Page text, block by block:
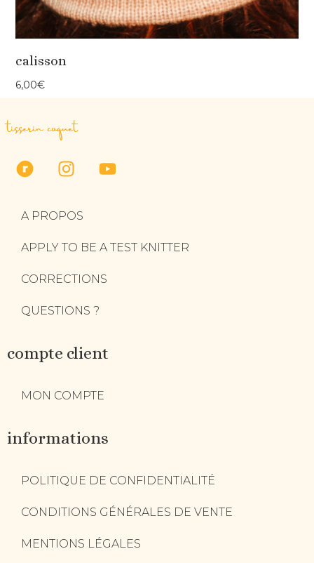
calisson
6,00€
tisserin coquet
A PROPOS
APPLY TO BE A TEST KNITTER
CORRECTIONS
QUESTIONS ?
compte client
MON COMPTE
informations
POLITIQUE DE CONFIDENTIALITÉ
CONDITIONS GÉNÉRALES DE VENTE
MENTIONS LÉGALES